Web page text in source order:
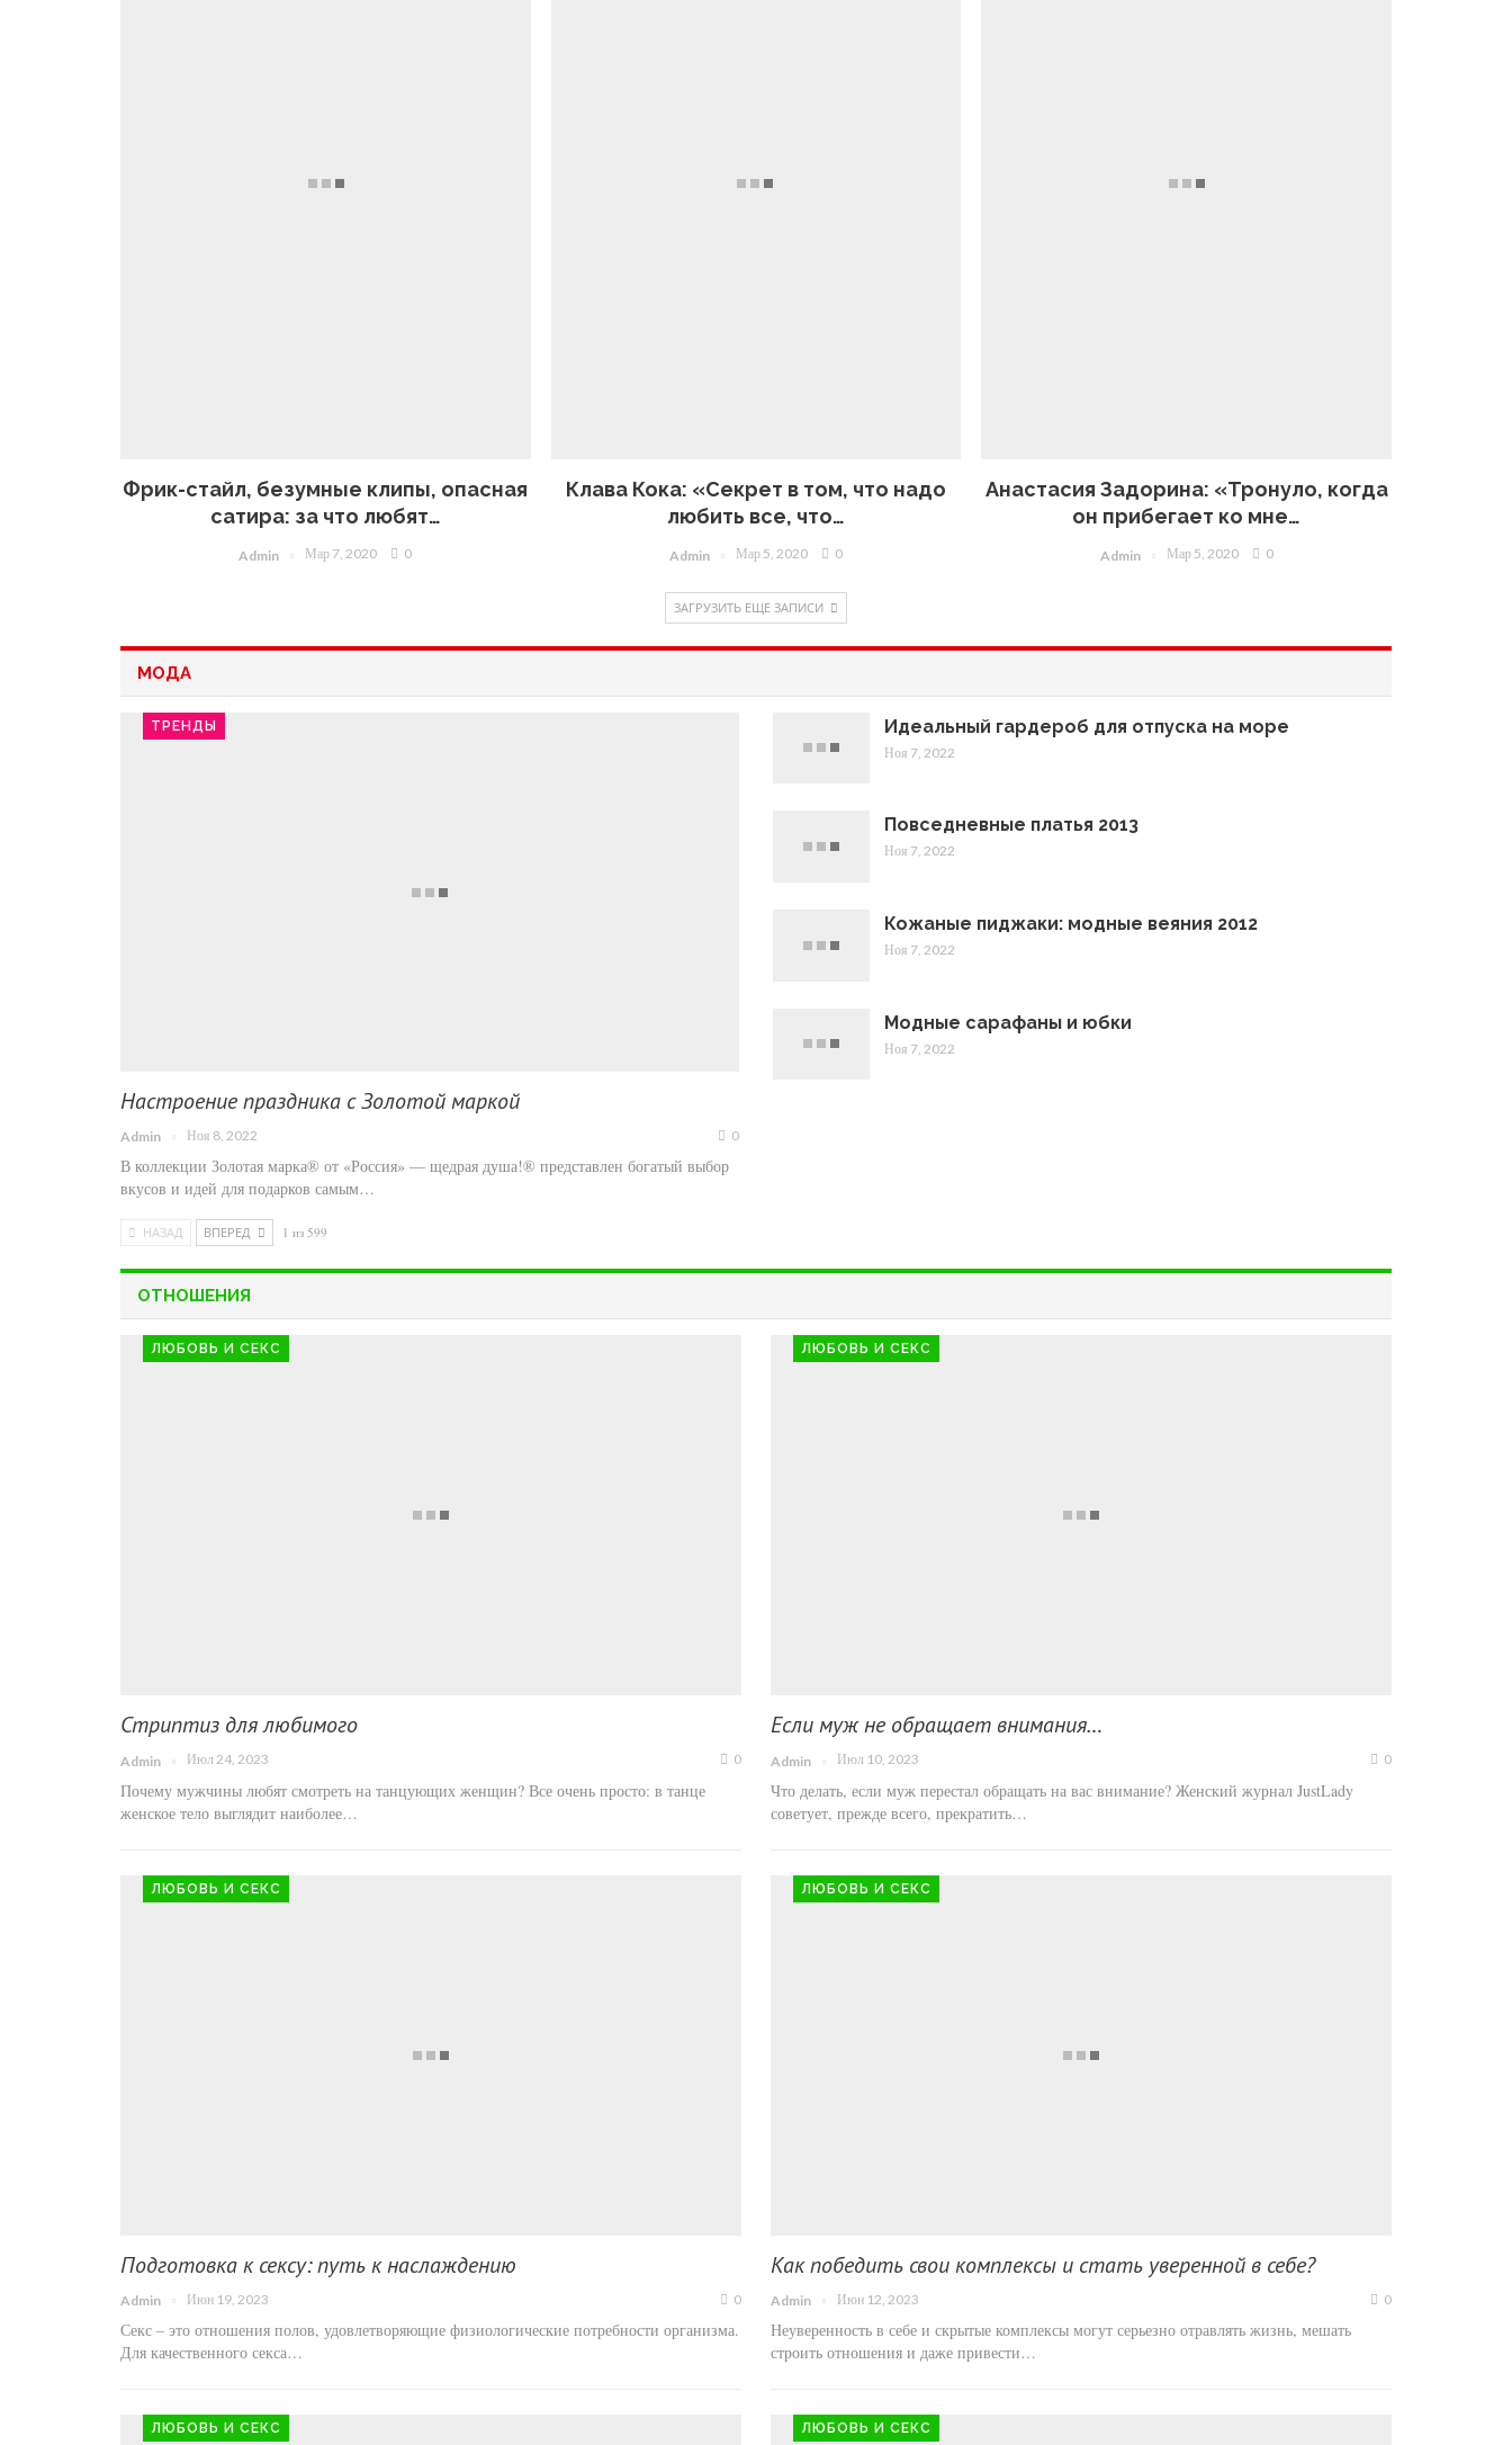
Фрик-стайл, безумные клипы, опасная
сатира: за что любят…
Admin Мар 7, 2020 0
Клава Кока: «Секрет в том, что надо
любить все, что…
Admin Мар 5, 2020 0
Анастасия Задорина: «Тронуло, когда
он прибегает ко мне…
Admin Мар 5, 2020 0
ЗАГРУЗИТЬ ЕЩЕ ЗАПИСИ
МОДА
ТРЕНДЫ
Настроение праздника с Золотой маркой
Admin Ноя 8, 2022 0
В коллекции Золотая марка® от «Россия» — щедрая душа!® представлен богатый выбор
вкусов и идей для подарков самым…
Идеальный гардероб для отпуска на море
Ноя 7, 2022
Повседневные платья 2013
Ноя 7, 2022
Кожаные пиджаки: модные веяния 2012
Ноя 7, 2022
Модные сарафаны и юбки
Ноя 7, 2022
НАЗАД ВПЕРЕД 1 из 599
ОТНОШЕНИЯ
ЛЮБОВЬ И СЕКС
Стриптиз для любимого
Admin Июл 24, 2023 0
Почему мужчины любят смотреть на танцующих женщин? Все очень просто: в танце
женское тело выглядит наиболее…
ЛЮБОВЬ И СЕКС
Если муж не обращает внимания…
Admin Июл 10, 2023 0
Что делать, если муж перестал обращать на вас внимание? Женский журнал JustLady
советует, прежде всего, прекратить…
ЛЮБОВЬ И СЕКС
Подготовка к сексу: путь к наслаждению
Admin Июн 19, 2023 0
Секс – это отношения полов, удовлетворяющие физиологические потребности организма.
Для качественного секса…
ЛЮБОВЬ И СЕКС
Как победить свои комплексы и стать уверенной в себе?
Admin Июн 12, 2023 0
Неуверенность в себе и скрытые комплексы могут серьезно отравлять жизнь, мешать
строить отношения и даже привести…
ЛЮБОВЬ И СЕКС ЛЮБОВЬ И СЕКС